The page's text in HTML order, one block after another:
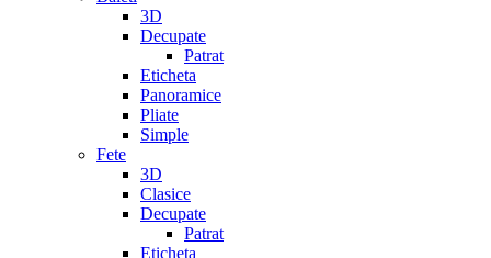
3D
Decupate
Patrat
Eticheta
Panoramice
Pliate
Simple
Fete
3D
Clasice
Decupate
Patrat
Eticheta